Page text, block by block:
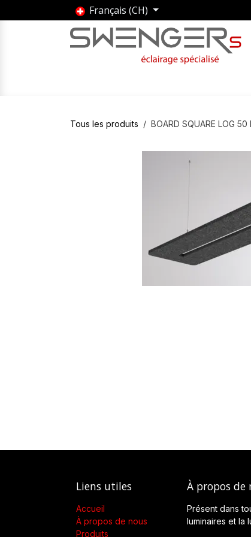
Se rendre au contenu
Français (CH)
Tous les produits BOARD SQUARE LOG
Liens utiles
Accueil
À propos de nous
Produits
À propos de
Présent dans
luminaires et la